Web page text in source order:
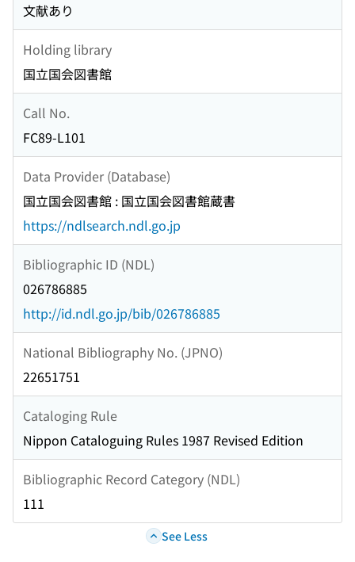
文献あり
Holding library
国立国会図書館
Call No.
FC89-L101
Data Provider (Database)
国立国会図書館 : 国立国会図書館蔵書
https://ndlsearch.ndl.go.jp
Bibliographic ID (NDL)
026786885
http://id.ndl.go.jp/bib/026786885
National Bibliography No. (JPNO)
22651751
Cataloging Rule
Nippon Cataloguing Rules 1987 Revised Edition
Bibliographic Record Category (NDL)
111
See Less